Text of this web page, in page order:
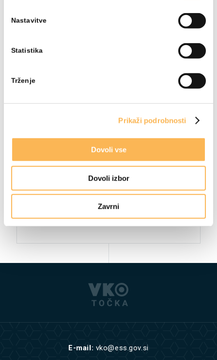
Nastavitve
Statistika
Trženje
Prikaži podrobnosti
Dovoli vse
Dovoli izbor
Zavrni
E-mail: vko@ess.gov.si